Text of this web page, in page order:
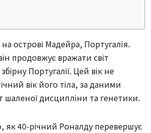
острові Мадейра, Португалія.
продовжує вражати світ
Португалії. Цей вік не
вік його тіла, за даними
дисципліни та генетики.
як 40-річний Роналду перевершує